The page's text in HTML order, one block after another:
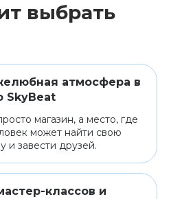
выбрать
атмосфера в
SkyBeat
магазин, а место, где
может найти свою
и завести друзей.
классов и